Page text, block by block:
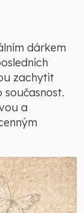
dárkem
zachytit
a